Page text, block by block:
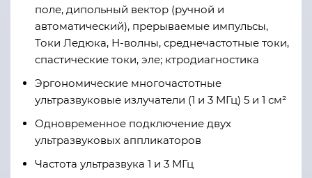
поле, дипольный вектор (ручной и
автоматический), прерываемые импульсы,
Токи Ледюка, Н-волны, среднечастотные токи,
спастические токи, эле; ктродиагностика
Эргономические многочастотные
ультразвуковые излучатели (1 и 3 МГц) 5 и 1 см²
Одновременное подключение двух
ультразвуковых аппликаторов
Частота ультразвука 1 и 3 МГц